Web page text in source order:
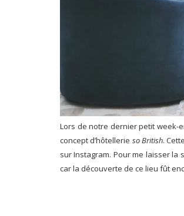
Lors de notre dernier petit week-
concept d’hôtellerie so British.
sur Instagram. Pour me laisser la
car la découverte de ce lieu fût